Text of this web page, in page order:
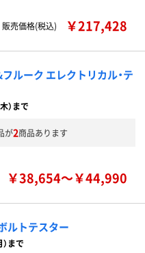
販売価格(税込) ￥217,428
ルーク エレクトリカル・テ
）まで
が2商品あります
￥38,654～￥44,990
ルトテスター
まで